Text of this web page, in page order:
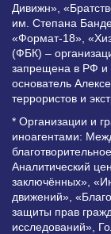
Дивижн»,
им. Степана
«Формат-18»,
(ФБК) –
запрещена в РФ и
основатель
террористов и
* Организации и
иноагентами:
Аналитический
заключённых»,
движений»,
защиты прав
исследований»,